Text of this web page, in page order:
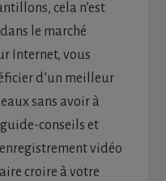
cela n’est
le marché
Internet, vous
d’un meilleur
sans avoir à
conseils et
vidéo
croire à votre